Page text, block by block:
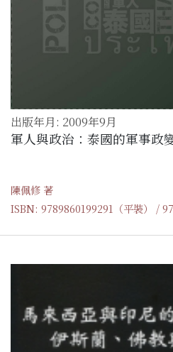
出版年月: 2009年9月
軍人與政治：泰國的軍事政
陳佩修 著
ISBN: 9789860199291（平裝） /